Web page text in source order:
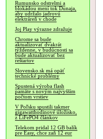
Rumunsko odstrelmi a
blokádou mení tok Dunaja,
aby udržalo jadrovú
elektráreň v chode
Joj Play výrazne zdražuje
Chrome sa bude
aktualizovať dvakrát
týždenne, v budúcnosti sa
bude aktualizovať bez
reštartov
Slovensko.sk má opäť
technické problémy
Spustená výroba flash
pamäte s novým najvyšším
počtom vrstiev
V Poľsku spustili takmer
gigawatthodinové úložisko,
z LiFePO4 článkov
Telekom pridal 12 GB balík
pre Easy, chce zaň 12 eur